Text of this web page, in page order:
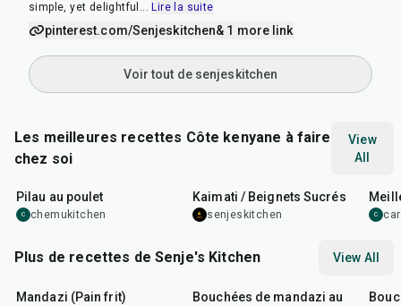
simple, yet delightful ... Lire la suite
pinterest.com/Senjeskitchen& 1 more link
Voir tout de senjeskitchen
Les meilleures recettes Côte kenyane à faire
chez soi
View
All
40min
Pilau au poulet
C chemukitchen
Kaimati / Beignets Sucrés
senjeskitchen C
Plus de recettes de Senje's Kitchen View All
Mandazi (Pain frit)
Bouchées de mandazi au